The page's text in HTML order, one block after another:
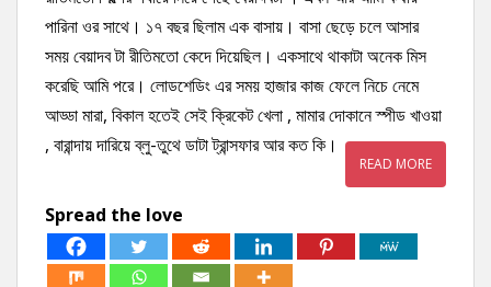
পারিনা ওর সাথে। ১৭ বছর ছিলাম এক বাসায়। বাসা ছেড়ে চলে আসার
সময় বেয়াদব টা রীতিমতো কেদে দিয়েছিল। একসাথে থাকাটা অনেক মিস
করেছি আমি পরে। লোডশেডিং এর সময় হাজার কাজ ফেলে নিচে নেমে
আড্ডা মারা, বিকাল হতেই সেই ক্রিকেট খেলা , মামার দোকানে স্পীড খাওয়া
, বারান্দায় দারিয়ে ব্লু-তুথে ডাটা ট্রান্সফার আর কত কি।
READ MORE
Spread the love